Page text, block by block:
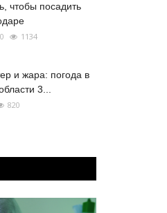
чтобы посадить
0 1134
и жара: погода в
3...
820